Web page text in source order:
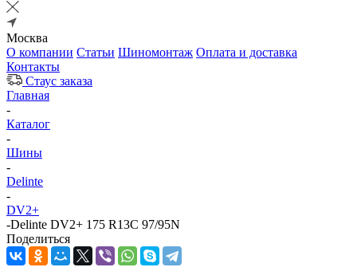
Москва
О компании Статьи Шиномонтаж Оплата и доставка
Контакты
Стаус заказа
Главная
-
Каталог
-
Шины
-
Delinte
-
DV2+
-Delinte DV2+ 175 R13C 97/95N
Поделиться